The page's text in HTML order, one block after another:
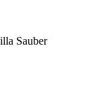
Sauber